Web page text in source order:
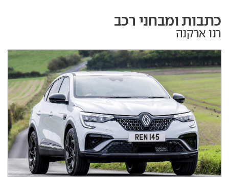
כתבות ומבחני רכב
רנו ארקנה